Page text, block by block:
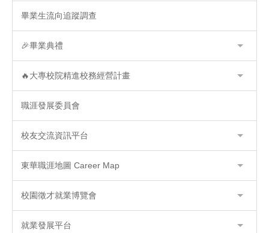
畢業生流向追蹤調查
🎉畢業典禮
🔥大專校院精進校務經營計畫
職涯發展委員會
校友交流資訊平台
東華職涯地圖 Career Map
校園徵才就業博覽會
就業發展平台